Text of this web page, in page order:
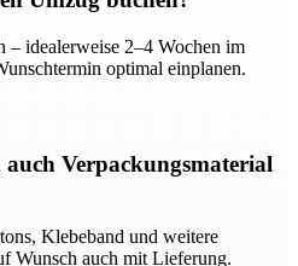
– idealerweise 2–4 Wochen im
optimal einplanen.
Verpackungsmaterial
Klebeband und weitere
Wunsch auch mit Lieferung.